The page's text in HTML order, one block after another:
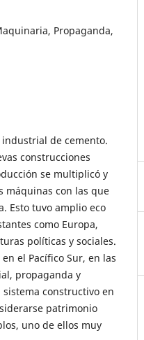
Propaganda,
de cemento.
construcciones
se multiplicó y
máquinas con las que
Esto tuvo amplio eco
como Europa,
políticas y sociales.
el Pacífico Sur, en las
propaganda y
constructivo en
patrimonio
uno de ellos muy